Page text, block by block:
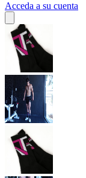
Acceda a su cuenta